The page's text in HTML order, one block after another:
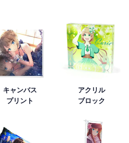
キャンバス
プリント
アクリル
ブロック